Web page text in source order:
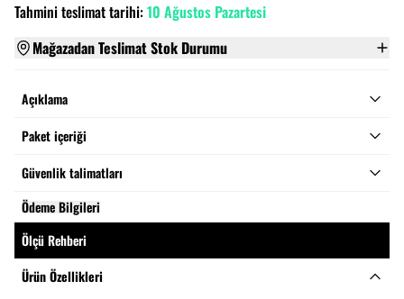
Tahmini teslimat tarihi:10 Ağustos Pazartesi
Mağazadan Teslimat Stok Durumu
Açıklama
Paket içeriği
Güvenlik talimatları
Ödeme Bilgileri
Ölçü Rehberi
Ürün Özellikleri